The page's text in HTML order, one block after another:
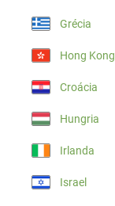
Grécia
Hong Kong
Croácia
Hungria
Irlanda
Israel